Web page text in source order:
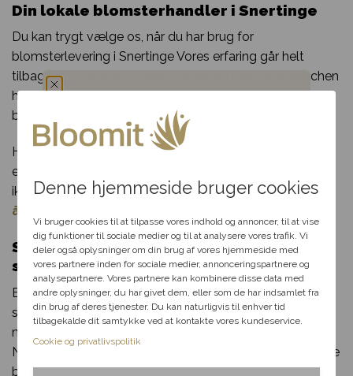
Denne hjemmeside bruger cookies
Vi bruger cookies til at tilpasse vores indhold og annoncer, til at vise
dig funktioner til sociale medier og til at analysere vores trafik. Vi
deler også oplysninger om din brug af vores hjemmeside med
vores partnere inden for sociale medier, annonceringspartnere og
analysepartnere. Vores partnere kan kombinere disse data med
andre oplysninger, du har givet dem, eller som de har indsamlet fra
din brug af deres tjenester. Du kan naturligvis til enhver tid
tilbagekalde dit samtykke ved at kontakte vores kundeservice.
Cookie og privatlivspolitik
Din lokale blomsterhandler i Snertinge
Du kan trygt vælge os, når du har brug for
blomsterlevering i Snertinge Vores erfaring går helt
tilbage til 70’erne og vores mange år i blomsterbranchen
har sikret os et kæmpe netværk af florister og
blomsterbutikker som vi samarbejder med.
Har du spørgsmål til din bestilling, udvalget af blomster
eller særlige ønsker til din blomsterdekoration? Så tøv
ikke med at kontakte os per telefon eller mail i vores
åbningstid.
Send blomster til Snertinge – levering
samme dag
Bloomit gør blomsterudbringning i Snertinge lige så let
som en leg. Alt du skal gøre, er at klikke et par gange
med musen og indtaste de nødvendige informationer.
Når du har gjort det, kan vi klargøre og sende din smukke
blomsterlevering til en heldig i Snertinge!
Du har fået en
passer til dig, så hjælper vi
dig videre med at finde den
perfekte rabat til dit svar.
Fødselsdag